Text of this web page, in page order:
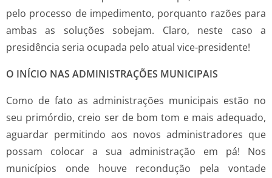
pelo processo de impedimento, porquanto razões para
ambas as soluções sobejam. Claro, neste caso a
presidência seria ocupada pelo atual vice-presidente!
O INÍCIO NAS ADMINISTRAÇÕES MUNICIPAIS
Como de fato as administrações municipais estão no
seu primórdio, creio ser de bom tom e mais adequado,
aguardar permitindo aos novos administradores que
possam colocar a sua administração em pá! Nos
municípios onde houve recondução pela vontade